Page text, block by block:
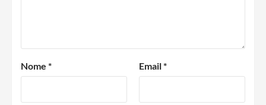
Nome * Email*